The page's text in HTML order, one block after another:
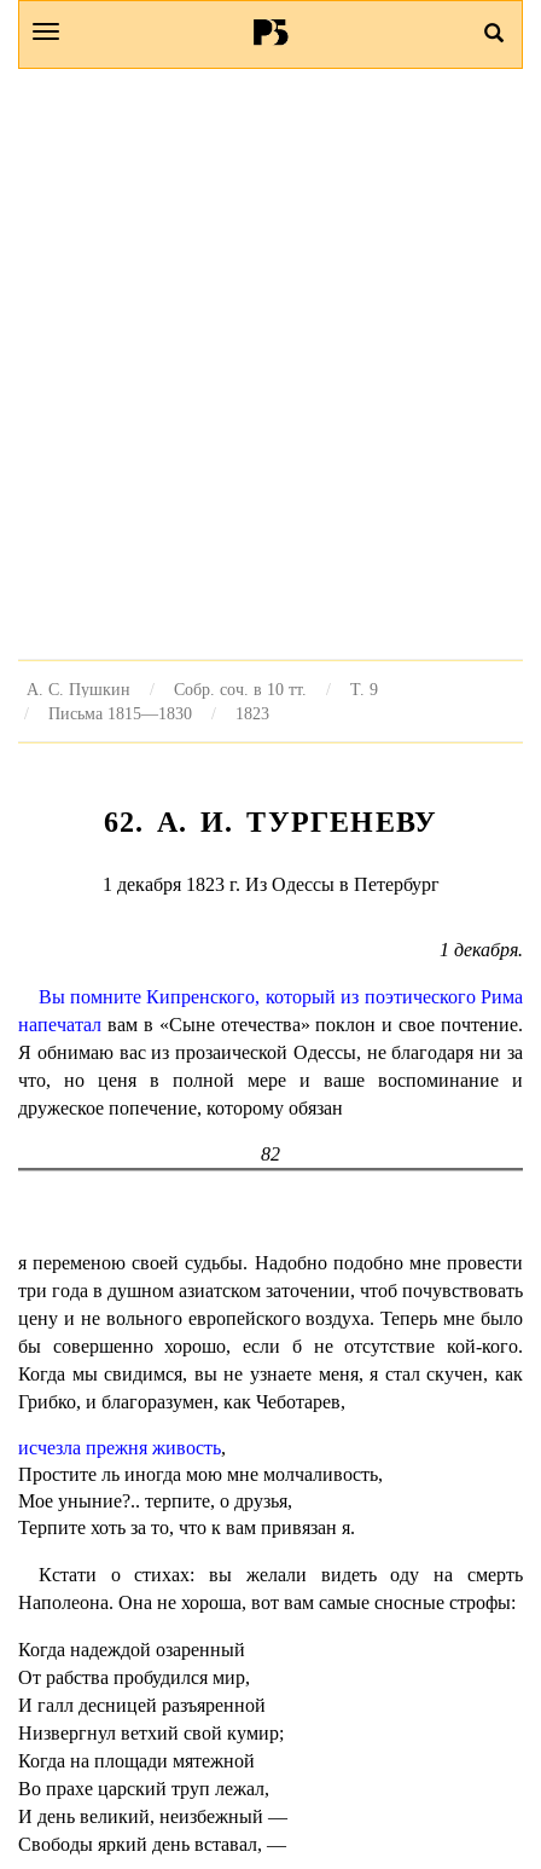
А. С. Пушкин Собр. соч. в 10 тт.
Т. 9
Письма 1815—1830
1823
62. А. И. ТУРГЕНЕВУ
1 декабря 1823 г. Из Одессы в Петербург
1 декабря.
Вы помните Кипренского, который из поэтического Рима
напечатал вам в «Сыне отечества» поклон и свое почтение.
Я обнимаю вас из прозаической Одессы, не благодаря ни за
что, но ценя в полной мере и ваше воспоминание и
дружеское попечение, которому обязан
82
я переменою своей судьбы. Надобно подобно мне провести
три года в душном азиатском заточении, чтоб почувствовать
цену и не вольного европейского воздуха. Теперь мне было
бы совершенно хорошо, если б не отсутствие кой-кого.
Когда мы свидимся, вы не узнаете меня, я стал скучен, как
Грибко, и благоразумен, как Чеботарев,
исчезла прежня живость,
Простите ль иногда мою мне молчаливость,
Мое уныние?.. терпите, о друзья,
Терпите хоть за то, что к вам привязан я.
Кстати о стихах: вы желали видеть оду на смерть
Наполеона. Она не хороша, вот вам самые сносные строфы:
Когда надеждой озаренный
От рабства пробудился мир,
И галл десницей разъяренной
Низвергнул ветхий свой кумир;
Когда на площади мятежной
Во прахе царский труп лежал,
И день великий, неизбежный —
Свободы яркий день вставал, —